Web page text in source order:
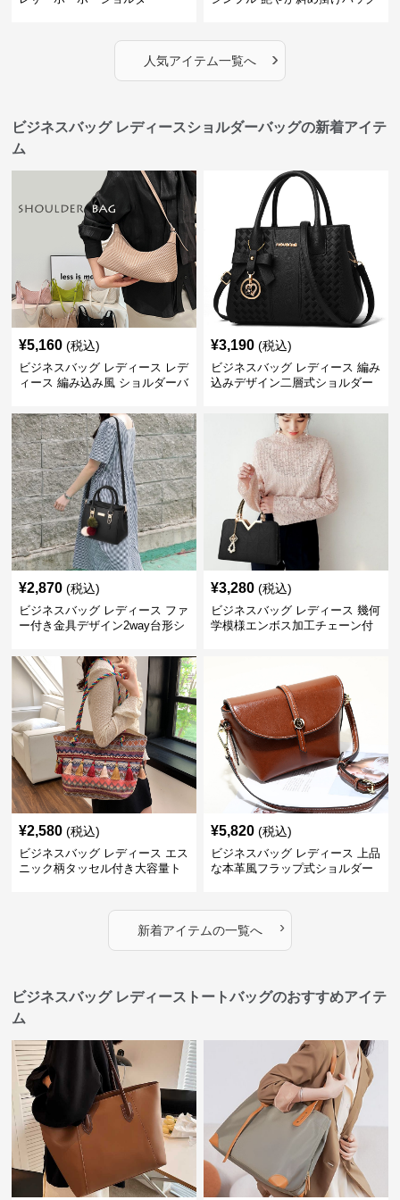
人気アイテム一覧へ ›
ビジネスバッグ レディースショルダーバッグの新着アイテ
ム
¥5,160 (税込)
ビジネスバッグ レディース レデ
ィース 編み込み風 ショルダーバ
¥3,190 (税込)
ビジネスバッグ レディース 編み
込みデザイン二層式ショルダー
¥2,870 (税込)
ビジネスバッグ レディース ファ
ー付き金具デザイン2way台形シ
¥3,280 (税込)
ビジネスバッグ レディース 幾何
学模様エンボス加工チェーン付
¥2,580 (税込)
ビジネスバッグ レディース エス
ニック柄タッセル付き大容量ト
¥5,820 (税込)
ビジネスバッグ レディース 上品
な本革風フラップ式ショルダー
新着アイテムの一覧へ ›
ビジネスバッグ レディーストートバッグのおすすめアイテ
ム